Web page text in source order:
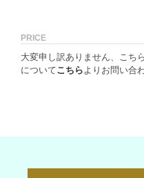
PRICE
大変申し訳ありません、こち
についてこちらよりお問い合